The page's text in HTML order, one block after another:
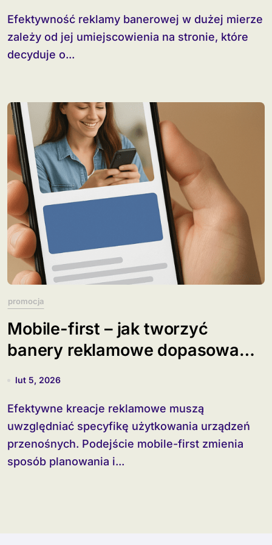
Efektywność reklamy banerowej w dużej mierze
zależy od jej umiejscowienia na stronie, które
decyduje o...
promocja
Mobile-first – jak tworzyć
banery reklamowe dopasowane
do smartfonów?
lut 5, 2026
Efektywne kreacje reklamowe muszą
uwzględniać specyfikę użytkowania urządzeń
przenośnych. Podejście mobile-first zmienia
sposób planowania i...